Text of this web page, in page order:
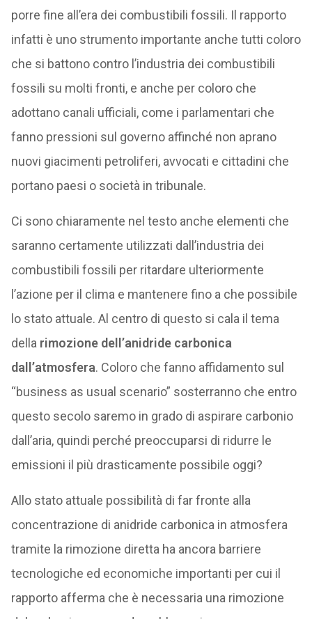
porre fine all’era dei combustibili fossili. Il rapporto
infatti è uno strumento importante anche tutti coloro
che si battono contro l’industria dei combustibili
fossili su molti fronti, e anche per coloro che
adottano canali ufficiali, come i parlamentari che
fanno pressioni sul governo affinché non aprano
nuovi giacimenti petroliferi, avvocati e cittadini che
portano paesi o società in tribunale.
Ci sono chiaramente nel testo anche elementi che
saranno certamente utilizzati dall’industria dei
combustibili fossili per ritardare ulteriormente
l’azione per il clima e mantenere fino a che possibile
lo stato attuale. Al centro di questo si cala il tema
della rimozione dell’anidride carbonica
dall’atmosfera. Coloro che fanno affidamento sul
“business as usual scenario” sosterranno che entro
questo secolo saremo in grado di aspirare carbonio
dall’aria, quindi perché preoccuparsi di ridurre le
emissioni il più drasticamente possibile oggi?
Allo stato attuale possibilità di far fronte alla
concentrazione di anidride carbonica in atmosfera
tramite la rimozione diretta ha ancora barriere
tecnologiche ed economiche importanti per cui il
rapporto afferma che è necessaria una rimozione